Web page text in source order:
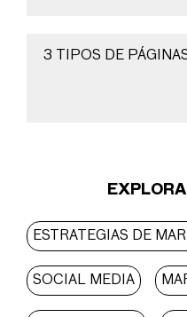
3 TIPOS DE
ESTRATEGIAS DE
SOCIAL MEDIA